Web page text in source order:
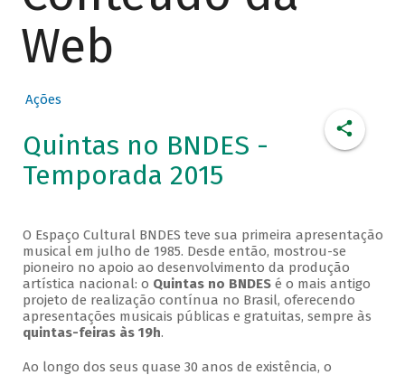
Web
Ações
Quintas no BNDES -
Temporada 2015
O Espaço Cultural BNDES teve sua primeira apresentação
musical em julho de 1985. Desde então, mostrou-se
pioneiro no apoio ao desenvolvimento da produção
artística nacional: o Quintas no BNDESé o mais antigo
projeto de realização contínua no Brasil, oferecendo
apresentações musicais públicas e gratuitas, sempre às
quintas-feiras às 19h.
Ao longo dos seus quase 30 anos de existência, o